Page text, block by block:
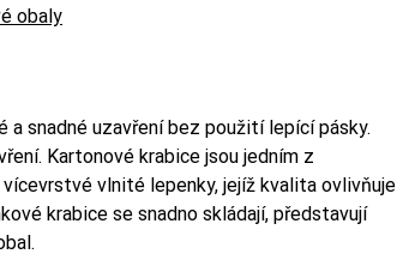
obaly
a snadné uzavření bez použití lepící pásky.
Kartonové krabice jsou jedním z
vlnité lepenky, jejíž kvalita ovlivňuje
krabice se snadno skládají, představují